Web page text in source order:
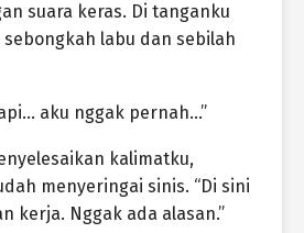
suara keras. Di tanganku
labu dan sebilah
aku nggak pernah…”
kalimatku,
menyeringai sinis. “Di sini
kerja. Nggak ada alasan.”